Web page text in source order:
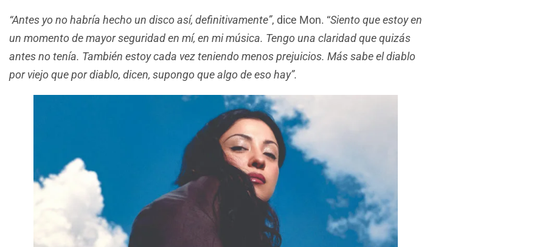
“Antes yo no habría hecho un disco así, definitivamente”, dice Mon. “Siento que estoy en
un momento de mayor seguridad en mí, en mi música. Tengo una claridad que quizás
antes no tenía. También estoy cada vez teniendo menos prejuicios. Más sabe el diablo
por viejo que por diablo, dicen, supongo que algo de eso hay”.